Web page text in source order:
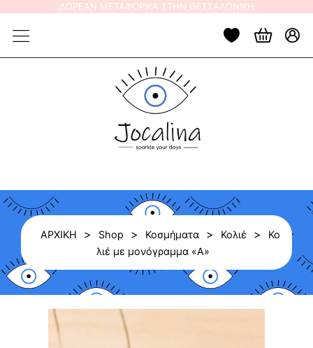
content
ΔΩΡΕΑΝ ΜΕΤΑΦΟΡΙΚΑ ΣΤΗΝ ΘΕΣΣΑΛΟΝΙΚΗ
ΑΡΧΙΚΗ > Shop > Κοσμήματα > Κολιέ >
Κο
λιέ με μονόγραμμα «Α»